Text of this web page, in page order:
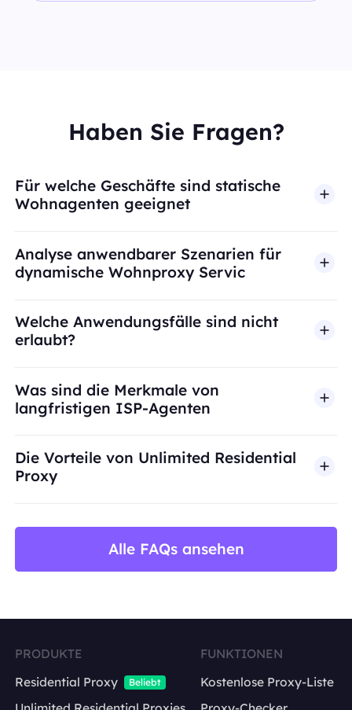
Haben Sie Fragen?
Für welche Geschäfte sind statische
Wohnagenten geeignet
Analyse anwendbarer Szenarien für
dynamische Wohnproxy Servic
Welche Anwendungsfälle sind nicht
erlaubt?
BestProxy unterstützt keinen Betrug, Spam,
Was sind die Merkmale von
langfristigen ISP-Agenten
Die Vorteile von Unlimited Residential
Proxy
Alle FAQs ansehen
PRODUKTE
Residential Proxy
Beliebt
FUNKTIONEN
Kostenlose Proxy-Liste